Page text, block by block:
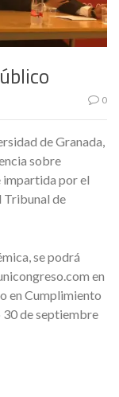
0
de Granada,
sobre
impartida por el
Tribunal de
se podrá
en
en Cumplimiento
de septiembre